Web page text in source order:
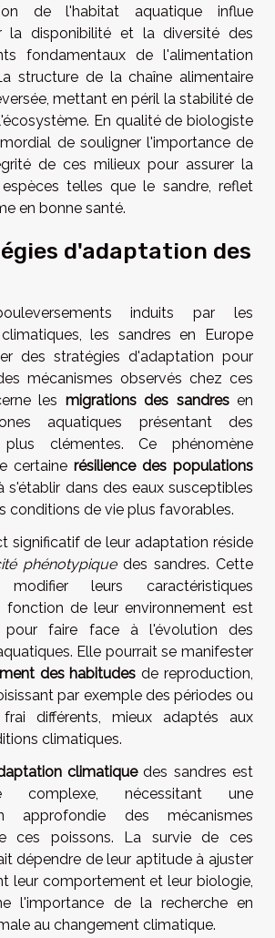
de l'habitat aquatique influe
la disponibilité et la diversité des
fondamentaux de l'alimentation
structure de la chaîne alimentaire
mettant en péril la stabilité de
En qualité de biologiste
de souligner l'importance de
de ces milieux pour assurer la
telles que le sandre, reflet
en bonne santé.
d'adaptation des
induits par les
les sandres en Europe
des stratégies d'adaptation pour
mécanismes observés chez ces
les migrations des sandresen
aquatiques présentant des
plus clémentes. Ce phénomène
certaine résilience des populations
s'établir dans des eaux susceptibles
conditions de vie plus favorables.
significatif de leur adaptation réside
phénotypiquedes sandres. Cette
leurs caractéristiques
fonction de leur environnement est
pour faire face à l'évolution des
Elle pourrait se manifester
des habitudes de reproduction,
par exemple des périodes ou
différents, mieux adaptés aux
climatiques.
climatiquedes sandres est
complexe, nécessitant une
approfondie des mécanismes
ces poissons. La survie de ces
dépendre de leur aptitude à ajuster
leur comportement et leur biologie,
l'importance de la recherche en
au changement climatique.